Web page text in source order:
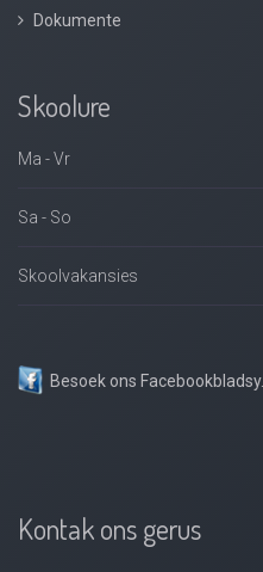
Dokumente
Skoolure
Ma - Vr
Sa - So
Skoolvakansies
Besoek ons Facebookbladsy.
Kontak ons gerus